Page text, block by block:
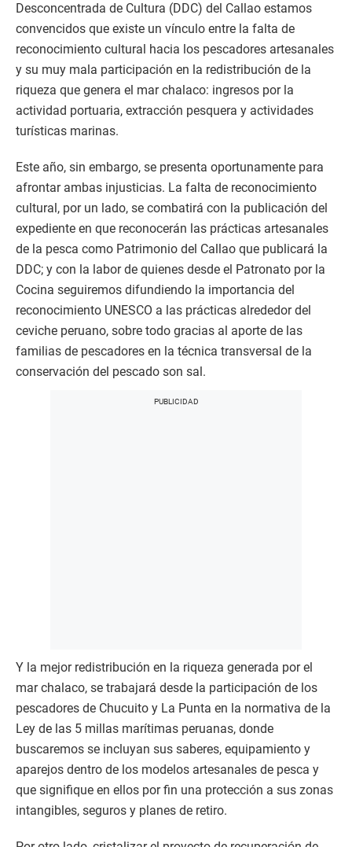
Desconcentrada de Cultura (DDC) del Callao estamos
convencidos que existe un vínculo entre la falta de
reconocimiento cultural hacia los pescadores artesanales
y su muy mala participación en la redistribución de la
riqueza que genera el mar chalaco: ingresos por la
actividad portuaria, extracción pesquera y actividades
turísticas marinas.
Este año, sin embargo, se presenta oportunamente para
afrontar ambas injusticias. La falta de reconocimiento
cultural, por un lado, se combatirá con la publicación del
expediente en que reconocerán las prácticas artesanales
de la pesca como Patrimonio del Callao que publicará la
DDC; y con la labor de quienes desde el Patronato por la
Cocina seguiremos difundiendo la importancia del
reconocimiento UNESCO a las prácticas alrededor del
ceviche peruano, sobre todo gracias al aporte de las
familias de pescadores en la técnica transversal de la
conservación del pescado son sal.
Y la mejor redistribución en la riqueza generada por el
mar chalaco, se trabajará desde la participación de los
pescadores de Chucuito y La Punta en la normativa de la
Ley de las 5 millas marítimas peruanas, donde
buscaremos se incluyan sus saberes, equipamiento y
aparejos dentro de los modelos artesanales de pesca y
que signifique en ellos por fin una protección a sus zonas
intangibles, seguros y planes de retiro.